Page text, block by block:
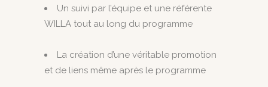
Un suivi par l’équipe et une référente
WILLA tout au long du programme
La création d’une véritable promotion
et de liens même après le programme